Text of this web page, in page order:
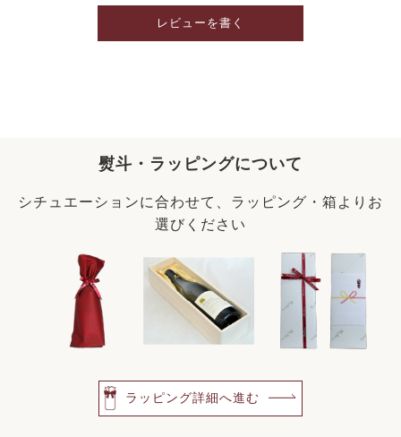
レビューを書く
熨斗・ラッピングについて
シチュエーションに合わせて、ラッピング・箱よりお
選びください
ラッピング詳細へ進む